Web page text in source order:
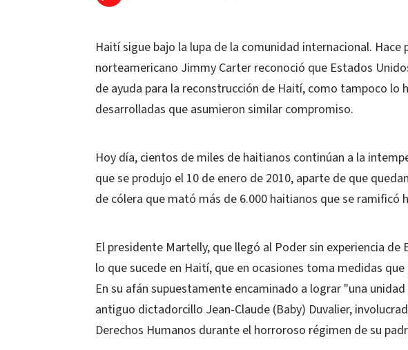
Haití sigue bajo la lupa de la comunidad internacional. Hace
norteamericano Jimmy Carter reconoció que Estados
de ayuda para la reconstrucción de Haití, como tampoco lo
desarrolladas que asumieron similar compromiso.
Hoy día, cientos de miles de haitianos continúan a la
que se produjo el 10 de enero de 2010, aparte de que
de cólera que mató más de 6.000 haitianos que se ramificó
El presidente Martelly, que llegó al Poder sin experiencia
lo que sucede en Haití, que en ocasiones toma medidas
En su afán supuestamente encaminado a lograr "una
antiguo dictadorcillo Jean-Claude (Baby) Duvalier,
Derechos Humanos durante el horroroso régimen de su